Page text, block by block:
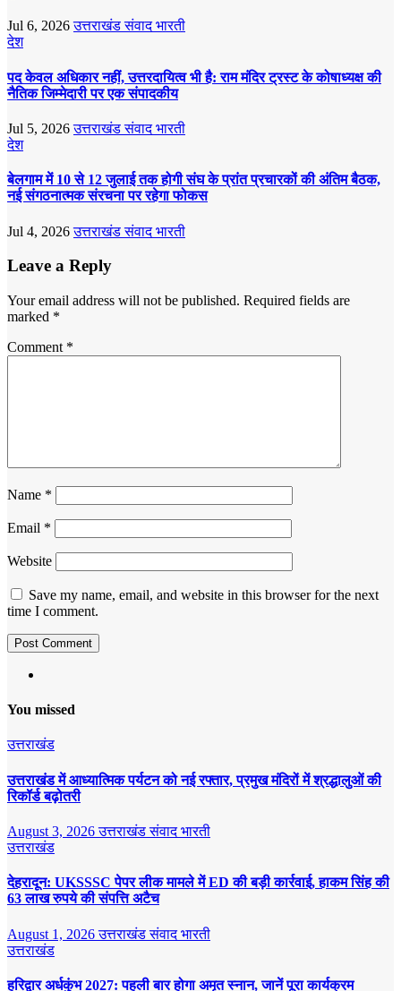
Jul 6, 2026उत्तराखंड संवाद भारती
देश
पद केवल अधिकार नहीं, उत्तरदायित्व भी है: राम मंदिर ट्रस्ट के कोषाध्यक्ष की
नैतिक जिम्मेदारी पर एक संपादकीय
Jul 5, 2026उत्तराखंड संवाद भारती
देश
बेलगाम में 10 से 12 जुलाई तक होगी संघ के प्रांत प्रचारकों की अंतिम बैठक,
नई संगठनात्मक संरचना पर रहेगा फोकस
Jul 4, 2026उत्तराखंड संवाद भारती
Leave a Reply
Your email address will not be published. Required fields are
marked *
Comment *
Name *
Email *
Website
Save my name, email, and website in this browser for the next
time I comment.
You missed
उत्तराखंड
उत्तराखंड में आध्यात्मिक पर्यटन को नई रफ्तार, प्रमुख मंदिरों में श्रद्धालुओं की
रिकॉर्ड बढ़ोतरी
August 3, 2026उत्तराखंड संवाद भारती
उत्तराखंड
देहरादून: UKSSSC पेपर लीक मामले में ED की बड़ी कार्रवाई, हाकम सिंह की
63 लाख रुपये की संपत्ति अटैच
August 1, 2026उत्तराखंड संवाद भारती
उत्तराखंड
हरिद्वार अर्धकुंभ 2027: पहली बार होगा अमृत स्नान, जानें पूरा कार्यक्रम